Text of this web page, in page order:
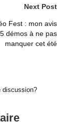
Next Post
Fest : mon avis
démos à ne pas
manquer cet été
discussion?